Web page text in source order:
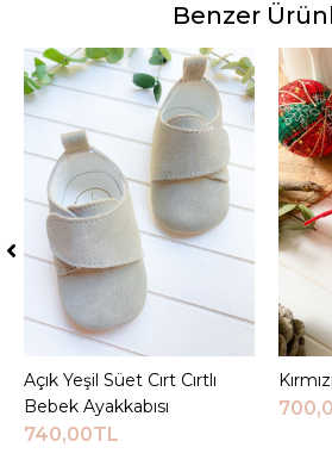
Benzer
Sepete Ekle
Açık Yeşil Süet Cırt Cırtlı
Bebek Ayakkabısı
740,00TL